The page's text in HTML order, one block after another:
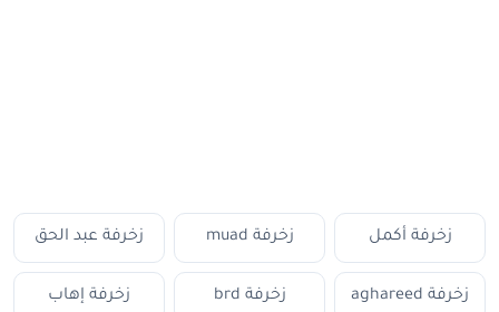
زخرفة أكمل زخرفة muad زخرفة عبد الحق
زخرفة aghareed زخرفة brd زخرفة إهاب